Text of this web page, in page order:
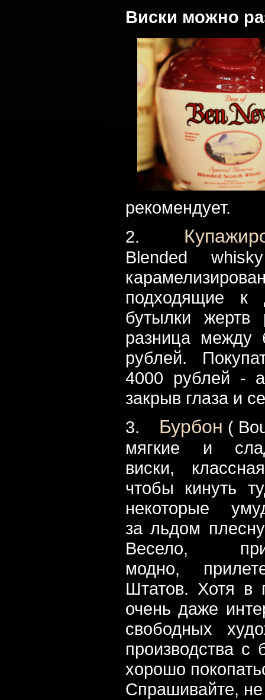
Виски можно
рекомендует.
2.
Blended
подходящие к
бутылки жертв
разница между
рублей.
4000 рублей -
закрыв глаза и
3. Бурбон (
мягкие и
виски,
чтобы кинуть
некоторые
за льдом
Весело,
модно,
Штатов. Хотя в
очень даже
свободных
производства с
хорошо
Спрашивайте, не